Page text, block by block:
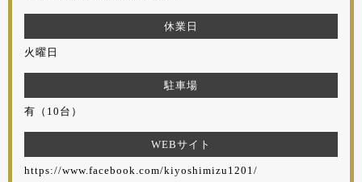
休業日
火曜日
駐車場
有（10台）
WEBサイト
https://www.facebook.com/kiyoshimizu1201/